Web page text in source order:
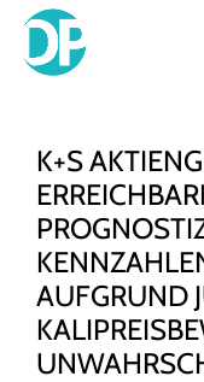
Skip
K+S
AUFGRUND